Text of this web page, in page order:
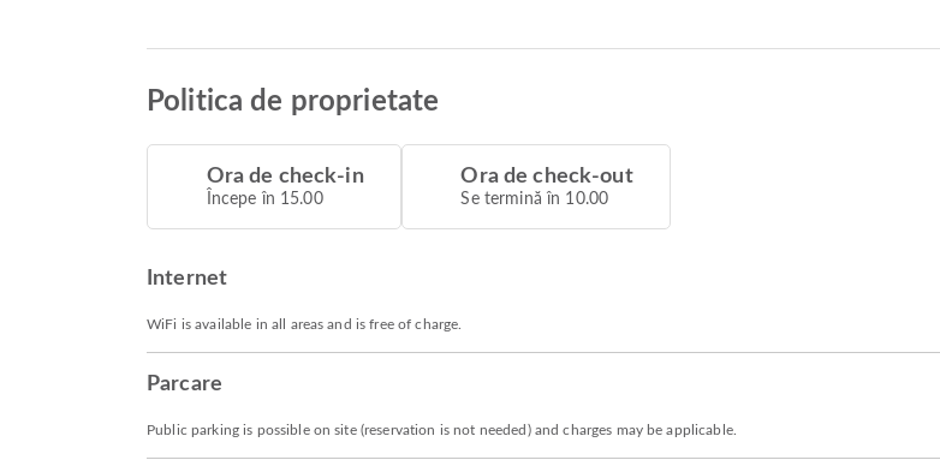
Politica de proprietate
Ora de check-in
Începe în 15.00
Ora de check-out
Se termină în 10.00
Internet
WiFi is available in all areas and is free of charge.
Parcare
Public parking is possible on site (reservation is not needed) and charges may be applicable.